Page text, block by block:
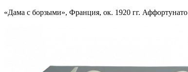
«Дама с борзыми», Франция, ок. 1920 гг. Аффортунато